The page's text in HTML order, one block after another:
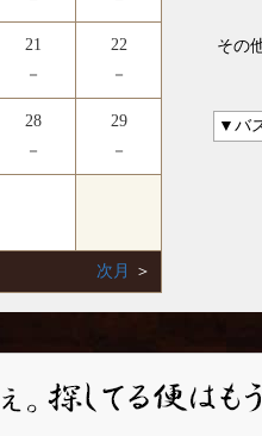
21
－
22
－
28
－
29
－
次月 ＞
その
▼バ